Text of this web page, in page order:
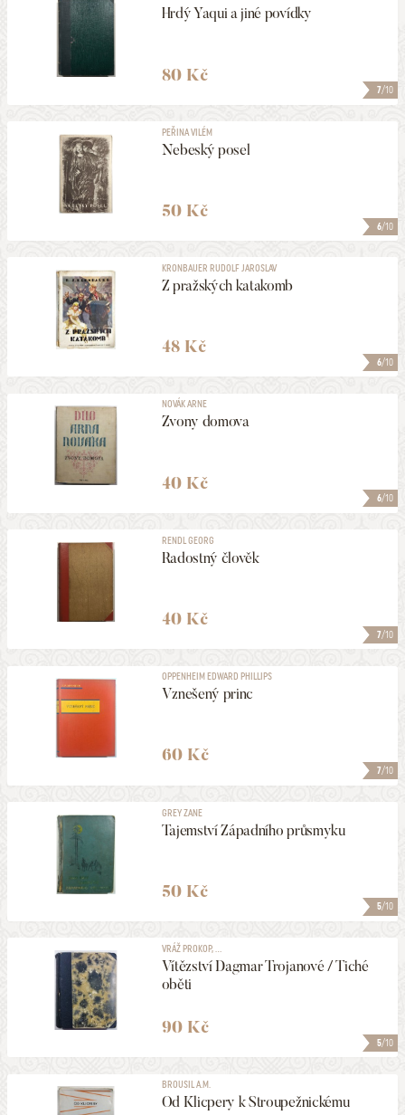
7/10
Hrdý Yaqui a jiné povídky
80 Kč
6/10
PEŘINA VILÉM
Nebeský posel
50 Kč
6/10
KRONBAUER RUDOLF JAROSLAV
Z pražských katakomb
48 Kč
6/10
NOVÁK ARNE
Zvony domova
40 Kč
7/10
RENDL GEORG
Radostný člověk
40 Kč
7/10
OPPENHEIM EDWARD PHILLIPS
Vznešený princ
60 Kč
5/10
GREY ZANE
Tajemství Západního průsmyku
50 Kč
5/10
VRÁŽ PROKOP, ...
Vítězství Dagmar Trojanové / Tiché
oběti
90 Kč
BROUSIL A.M.
Od Klicpery k Stroupežnickému